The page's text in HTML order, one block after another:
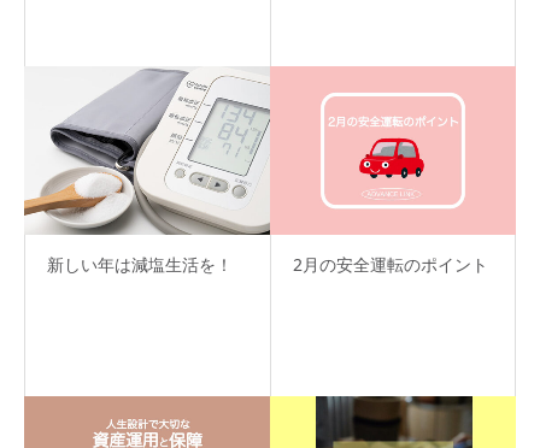
新しい年は減塩生活を！ 2月の安全運転のポイント